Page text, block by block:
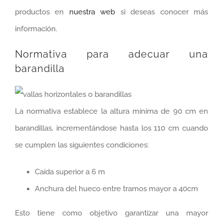
productos en nuestra web si deseas conocer más
información.
Normativa para adecuar una
barandilla
La normativa establece la altura mínima de 90 cm en
barandillas, incrementándose hasta los 110 cm cuando
se cumplen las siguientes condiciones:
Caída superior a 6 m
Anchura del hueco entre tramos mayor a 40cm
Esto tiene como objetivo garantizar una mayor